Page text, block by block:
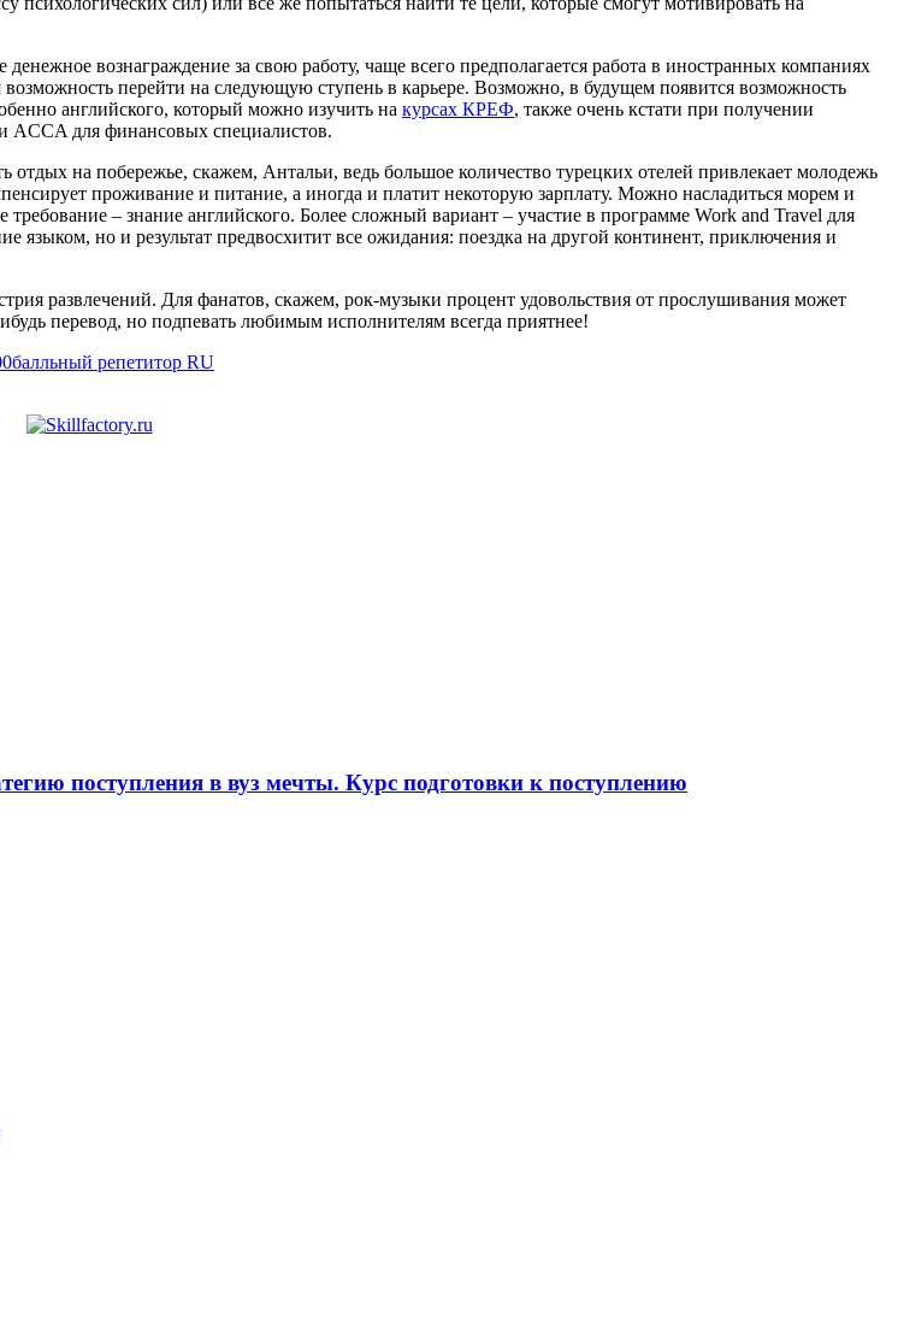
вознаграждение за свою работу, чаще всего предполагается работа в иностранных компаниях
перейти на следующую ступень в карьере. Возможно, в будущем появится возможность
английского, который можно изучить на курсах КРЕФ, также очень кстати при получении
ACCA для финансовых специалистов.
на побережье, скажем, Антальи, ведь большое количество турецких отелей привлекает молодежь
проживание и питание, а иногда и платит некоторую зарплату. Можно насладиться морем и
– знание английского. Более сложный вариант – участие в программе Work and Travel для
но и результат предвосхитит все ожидания: поездка на другой континент, приключения и
развлечений. Для фанатов, скажем, рок-музыки процент удовольствия от прослушивания может
перевод, но подпевать любимым исполнителям всегда приятнее!
поступления в вуз мечты. Курс подготовки к поступлению